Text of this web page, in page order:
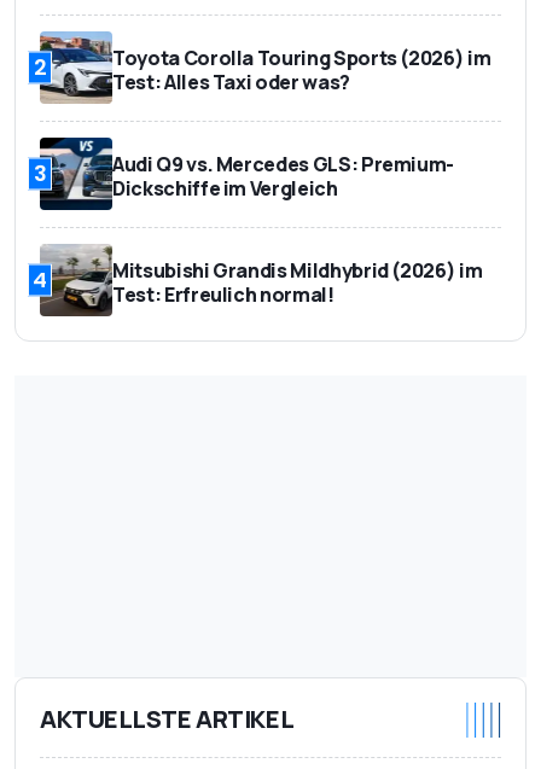
2
Toyota Corolla Touring Sports (2026) im
Test: Alles Taxi oder was?
3
Audi Q9 vs. Mercedes GLS: Premium-
Dickschiffe im Vergleich
4
Mitsubishi Grandis Mildhybrid (2026) im
Test: Erfreulich normal!
AKTUELLSTE ARTIKEL